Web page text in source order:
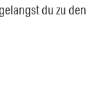
du zu den